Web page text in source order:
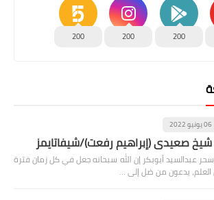
200
200
200
06 يونيو 2022
شيخ صعيدى (إبراهيم رفعت)/شيفاتايمز
عبدالسيد أبوبكر إن الله سبحانه جعل في كل زمان فترة
العلم، يدعون من ضل إلى …